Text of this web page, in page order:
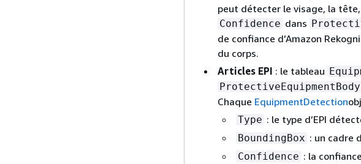
peut détecter le visage, la
Confidence dans
de confiance d’Amazon
du corps.
Articles EPI : le tableau
Chaque EquipmentDetection
Type : le type d’EPI
BoundingBox : un cadre
Confidence : la